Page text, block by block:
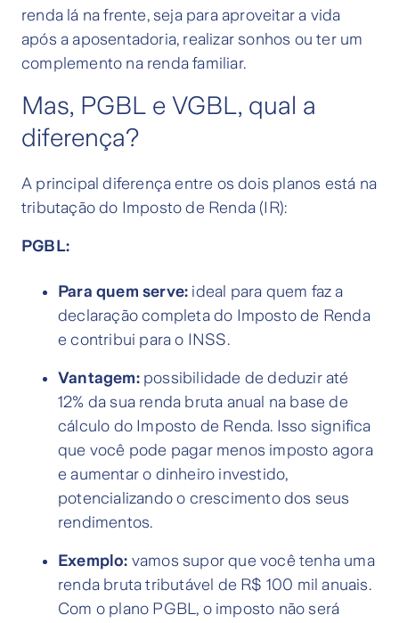
renda lá na frente, seja para aproveitar a vida
após a aposentadoria, realizar sonhos ou ter um
complemento na renda familiar.
Mas, PGBL e VGBL, qual a
diferença?
A principal diferença entre os dois planos está na
tributação do Imposto de Renda (IR):
PGBL:
Para quem serve: ideal para quem faz a
declaração completa do Imposto de Renda
e contribui para o INSS.
Vantagem:possibilidade de deduzir até
12% da sua renda bruta anual na base de
cálculo do Imposto de Renda. Isso significa
que você pode pagar menos imposto agora
e aumentar o dinheiro investido,
potencializando o crescimento dos seus
rendimentos.
Exemplo: vamos supor que você tenha uma
renda bruta tributável de R$ 100 mil anuais.
Com o plano PGBL, o imposto não será